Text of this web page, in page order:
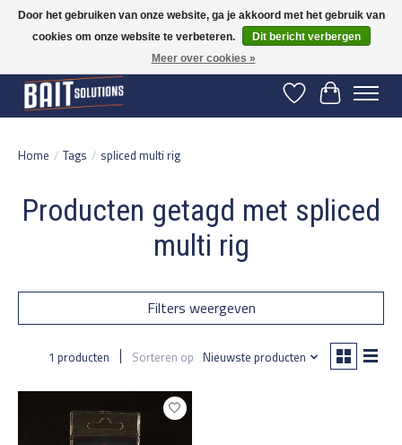
Gratis verzending vanaf 50 euro binnen NL | Op voorraad binnen 2-5 werkdagen
verzonden | België vanaf 70 euro gratis verzonden
Verlanglijst
Home / Tags / spliced multi rig
Producten getagd met spliced
multi rig
Filters weergeven
1 producten Sorteren op Nieuwste producten
Door het gebruiken van onze website, ga je akkoord met het gebruik van
cookies om onze website te verbeteren.
Dit bericht verbergen
Meer over cookies »